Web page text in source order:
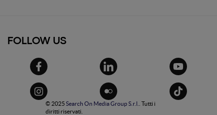
FOLLOW US
© 2025 Search On Media Group S.r.l.
. Tutti i
diritti riservati.